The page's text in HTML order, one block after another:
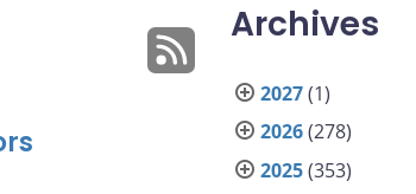
Archives
2027(1)
2026(278)
2025(353)